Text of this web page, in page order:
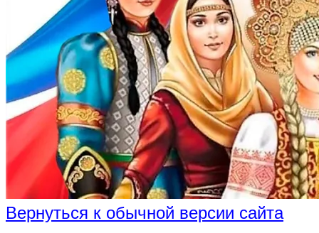
Вернуться к обычной версии сайта